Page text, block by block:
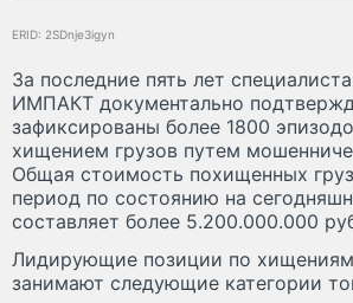
ERID: 2SDnje3igyn
За последние пять лет
ИМПАКТ документально
зафиксированы более 1800
хищением грузов путем
Общая стоимость похищенных
период по состоянию на
составляет более 5.200.000.000
Лидирующие позиции по хищениям
занимают следующие категории